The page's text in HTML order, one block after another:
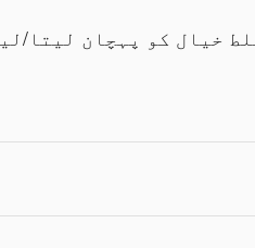
خیال کو پہچان لیتا/